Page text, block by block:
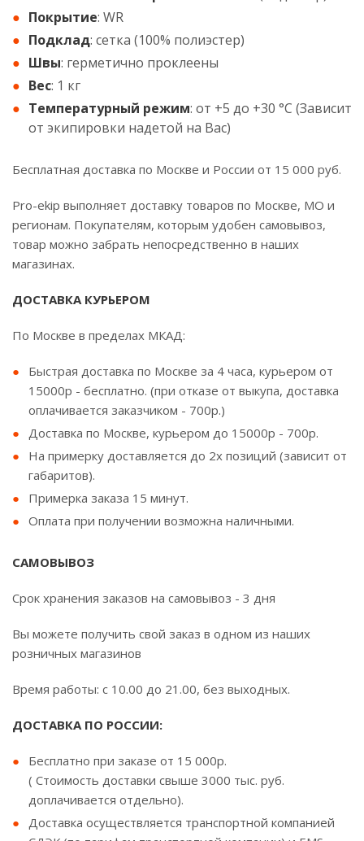
Покрытие: WR
Подклад: сетка (100% полиэстер)
Швы: герметично проклеены
Вес: 1 кг
Температурный режим: от +5 до +30 °С (Зависит
от экипировки надетой на Вас)
Бесплатная доставка по Москве и России от 15 000 руб.
Pro-ekip выполняет доставку товаров по Москве, МО и
регионам. Покупателям, которым удобен самовывоз,
товар можно забрать непосредственно в наших
магазинах.
ДОСТАВКА КУРЬЕРОМ
По Москве в пределах МКАД:
Быстрая доставка по Москве за 4 часа, курьером от
15000р - бесплатно. (при отказе от выкупа, доставка
оплачивается заказчиком - 700р.)
Доставка по Москве, курьером до 15000р - 700р.
На примерку доставляется до 2х позиций (зависит от
габаритов).
Примерка заказа 15 минут.
Оплата при получении возможна наличными.
САМОВЫВОЗ
Срок хранения заказов на самовывоз - 3 дня
Вы можете получить свой заказ в одном из наших
розничных магазинов
Время работы: с 10.00 до 21.00, без выходных.
ДОСТАВКА ПО РОССИИ:
Бесплатно при заказе от 15 000р.
( Стоимость доставки свыше 3000 тыс. руб.
доплачивается отдельно).
Доставка осуществляется транспортной компанией